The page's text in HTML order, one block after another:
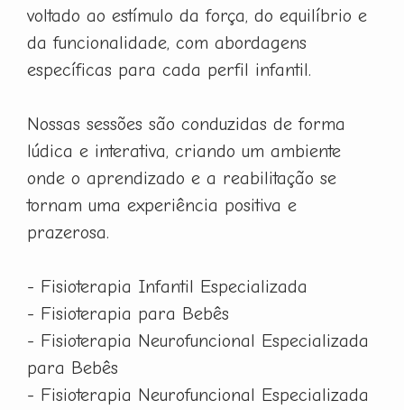
voltado ao estímulo da força, do equilíbrio e
da funcionalidade, com abordagens
específicas para cada perfil infantil.
Nossas sessões são conduzidas de forma
lúdica e interativa, criando um ambiente
onde o aprendizado e a reabilitação se
tornam uma experiência positiva e
prazerosa.
- Fisioterapia Infantil Especializada
- Fisioterapia para Bebês
- Fisioterapia Neurofuncional Especializada
para Bebês
- Fisioterapia Neurofuncional Especializada